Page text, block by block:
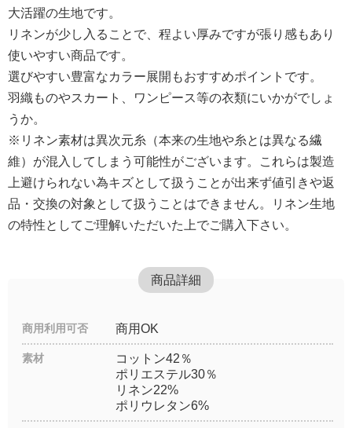
大活躍の生地です。
リネンが少し入ることで、程よい厚みですが張り感もあり
使いやすい商品です。
選びやすい豊富なカラー展開もおすすめポイントです。
羽織ものやスカート、ワンピース等の衣類にいかがでしょ
うか。
※リネン素材は異次元糸（本来の生地や糸とは異なる繊
維）が混入してしまう可能性がございます。これらは製造
上避けられない為キズとして扱うことが出来ず値引きや返
品・交換の対象として扱うことはできません。リネン生地
の特性としてご理解いただいた上でご購入下さい。
商品詳細
商用利用可否 商用OK
素材
コットン42％
ポリエステル30％
リネン22%
ポリウレタン6%